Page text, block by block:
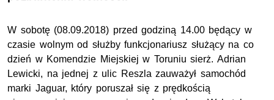
W sobotę (08.09.2018) przed godziną 14.00 będący w
czasie wolnym od służby funkcjonariusz służący na co
dzień w Komendzie Miejskiej w Toruniu sierż. Adrian
Lewicki, na jednej z ulic Reszla zauważył samochód
marki Jaguar, który poruszał się z prędkością